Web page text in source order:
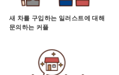
새 차를 구입하는 일러스트에 대해
문의하는 커플